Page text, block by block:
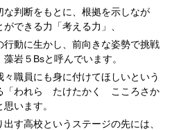
判断をもとに、根拠を示しなが
できる力「考える力」、
動に生かし、前向きな姿勢で挑戦
岩５Bsと呼んでいます。
職員にも身に付けてほしいという
「われら たけたかく こころさか
います。
す高校というステージの先には、